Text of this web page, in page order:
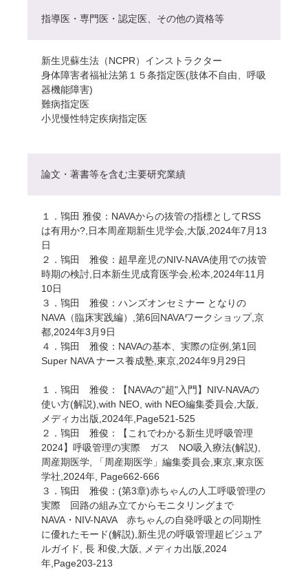
指導医・専門医・認定医、その他の資格等
新生児蘇生法（NCPR）インストラクター
身体障害者福祉法第１５条指定医(肢体不自由、呼吸
器機能障害)
難病指定医
小児慢性特定疾病指定医
論文・著書等を含む主要研究業績
１．鴇田 雅俊：NAVAからの抜管の指標としてRSS
は有用か?,日本周産期新生児学会,大阪,2024年7月13
日
２．鴇田 雅俊：超早産児のNIV-NAVA使用での抜管
時期の検討,日本新生児成育医学会,松本,2024年11月
10日
３．鴇田 雅俊：ハンズオンセミナー となりの
NAVA（臨床実践編）,第6回NAVAワークショップ,京
都,2024年3月9日
４．鴇田 雅俊：NAVAの基本、実際の症例,第1回
Super NAVA ナース養成塾,東京,2024年9月29日
１．鴇田 雅俊：【NAVAの"超"入門】NIV-NAVAの
使い方(解説),with NEO, with NEO編集委員会,大阪,
メディカ出版,2024年,Page521-525
２．鴇田 雅俊：【これでわかる新生児呼吸管理
2024】呼吸管理の実際 ガス NO吸入療法(解説),
周産期医学, 「周産期医学」編集委員会,東京,東京医
学社,2024年, Page662-666
３．鴇田 雅俊：(第3章)赤ちゃんの人工呼吸管理の
実際 回路の組み立てからモニタリングまで
NAVA・NIV-NAVA 赤ちゃんの自発呼吸との同期性
に優れたモード(解説),新生児の呼吸管理超ビジュア
ルガイド, 長 和俊,大阪, メディカ出版,2024
年,Page203-213